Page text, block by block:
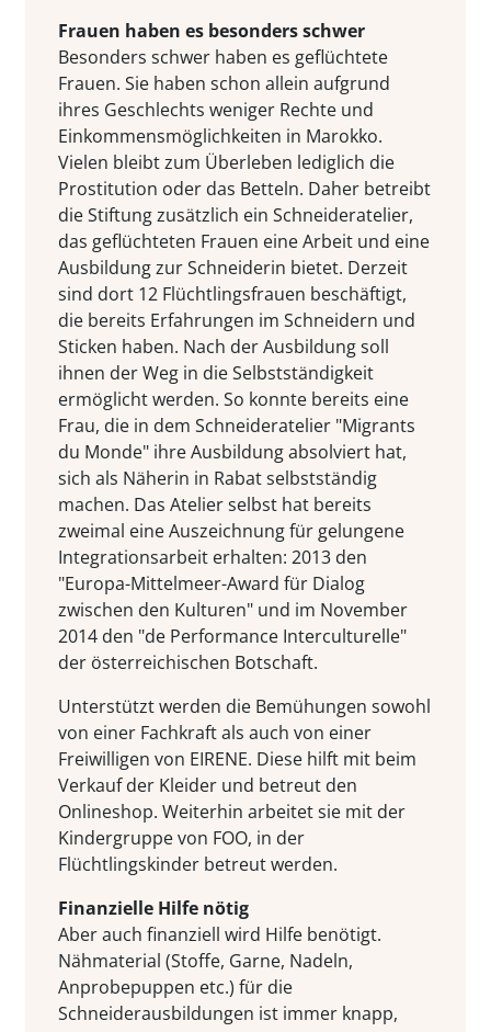
Frauen haben es besonders schwer
Besonders schwer haben es geflüchtete
Frauen. Sie haben schon allein aufgrund
ihres Geschlechts weniger Rechte und
Einkommensmöglichkeiten in Marokko.
Vielen bleibt zum Überleben lediglich die
Prostitution oder das Betteln. Daher betreibt
die Stiftung zusätzlich ein Schneideratelier,
das geflüchteten Frauen eine Arbeit und eine
Ausbildung zur Schneiderin bietet. Derzeit
sind dort 12 Flüchtlingsfrauen beschäftigt,
die bereits Erfahrungen im Schneidern und
Sticken haben. Nach der Ausbildung soll
ihnen der Weg in die Selbstständigkeit
ermöglicht werden. So konnte bereits eine
Frau, die in dem Schneideratelier "Migrants
du Monde" ihre Ausbildung absolviert hat,
sich als Näherin in Rabat selbstständig
machen. Das Atelier selbst hat bereits
zweimal eine Auszeichnung für gelungene
Integrationsarbeit erhalten: 2013 den
"Europa-Mittelmeer-Award für Dialog
zwischen den Kulturen" und im November
2014 den "de Performance Interculturelle"
der österreichischen Botschaft.
Unterstützt werden die Bemühungen sowohl
von einer Fachkraft als auch von einer
Freiwilligen von EIRENE. Diese hilft mit beim
Verkauf der Kleider und betreut den
Onlineshop. Weiterhin arbeitet sie mit der
Kindergruppe von FOO, in der
Flüchtlingskinder betreut werden.
Finanzielle Hilfe nötig
Aber auch finanziell wird Hilfe benötigt.
Nähmaterial (Stoffe, Garne, Nadeln,
Anprobepuppen etc.) für die
Schneiderausbildungen ist immer knapp,